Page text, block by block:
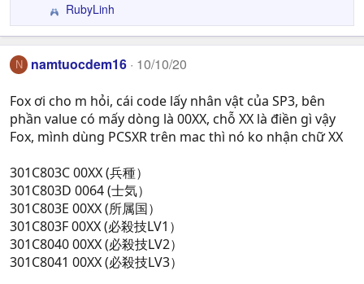
R
e
a
c
o
n
s
RubyLinh
N namtuocdem16 10/10/20
Fox ơi cho m hỏi, cái code lấy nhân vật của SP3, bên
phần value có mấy dòng là 00XX, chỗ XX là điền gì vậy
Fox, mình dùng PCSXR trên mac thì nó ko nhận chữ XX
301C803C 00XX (兵種）
301C803D 0064 (士気）
301C803E 00XX (所属国）
301C803F 00XX (必殺技LV1）
301C8040 00XX (必殺技LV2）
301C8041 00XX (必殺技LV3）